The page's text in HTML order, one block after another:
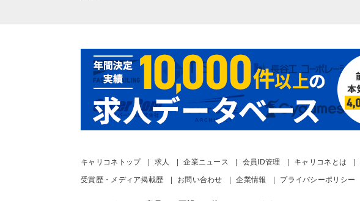
キャリコネトップ 求人 企業ニュース 会員ID管理 キャリコネとは
受賞歴・メディア掲載歴
お問い合わせ 企業情報 プライバシーポリシー